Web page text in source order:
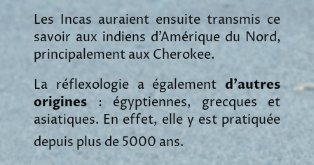
Les Incas auraient ensuite transmis ce
savoir aux indiens d’Amérique du Nord,
principalement aux Cherokee.
La réflexologie a également d’autres
origines : égyptiennes, grecques et
asiatiques. En effet, elle y est pratiquée
depuis plus de 5000 ans.